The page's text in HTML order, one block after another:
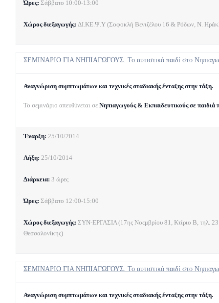
Ώρες: Σάββατο 10:00-13:00
Χώρος διεξαγωγής: ΔΙ.ΚΕ.Ψ.Υ (Σοφοκλή Βενιζέλου 16 & Ρόδων, Ν.
ΣΕΜΙΝΑΡΙΟ ΓΙΑ ΝΗΠΙΑΓΩΓΟΥΣ. Το αυτιστικό παιδί στο
Αναγνώριση συμπτωμάτων και τεχνικές σταδιακής ένταξης στην τάξη.
Το σεμινάριο απευθύνεται σε Νηπιαγωγούς & Εκπαιδευτικούς σε παιδιά
Έναρξη: 25/10/2014
Λήξη: 25/10/2014
Διάρκεια: 3 ώρες
Ώρες: Σάββατο 12:00-15:00
Χώρος διεξαγωγής: ΣΥΝ-ΕΡΓΑΣΙΑ (17ης Νοεμβρίου 81, Κτίριο Β, τηλ.
Θεσσαλονίκης)
ΣΕΜΙΝΑΡΙΟ ΓΙΑ ΝΗΠΙΑΓΩΓΟΥΣ. Το αυτιστικό παιδί στο
Αναγνώριση συμπτωμάτων και τεχνικές σταδιακής ένταξης στην τάξη.